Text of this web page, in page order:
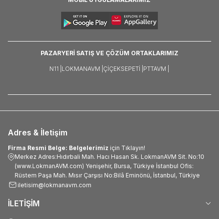
PAZARYERİ SATIŞ VE ÇÖZÜM ORTAKLARIMIZ
N11 | LOKMANAVM | ÇIÇEKSEPETI | PTTAVM |
Adres & İletişim
Firma Resmi Belge: Belgelerimiz için Tıklayın!
Merkez Adres:Hıdırbali Mah. Hacı Hasan Sk. LokmanAVM Sit. No:10
(www.LokmanAVM.com) Yenişehir, Bursa, Türkiye İstanbul Ofis:
Rüstem Paşa Mah. Mısır Çarşısı No:Bilâ Eminönü, İstanbul, Türkiye
iletisim@lokmanavm.com
İLETİŞİM